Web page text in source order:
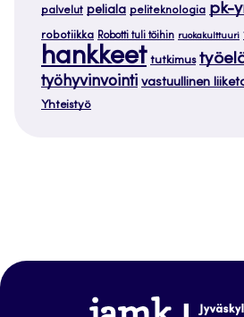
palvelut peliala peliteknologia pk-
robotiikka Robotti tuli töihin ruokakulttuuri
hankkeet tutkimus
työhyvinvointi vastuullinen
Yhteistyö
www.jamk.fi